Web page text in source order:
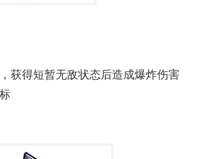
获得短暂无敌状态后造成爆炸伤害